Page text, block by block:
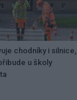
chodníky i silnice,
u školy